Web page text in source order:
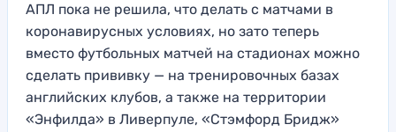
АПЛ пока не решила, что делать с матчами в
коронавирусных условиях, но зато теперь
вместо футбольных матчей на стадионах можно
сделать прививку — на тренировочных базах
английских клубов, а также на территории
«Энфилда» в Ливерпуле, «Стэмфорд Бридж»